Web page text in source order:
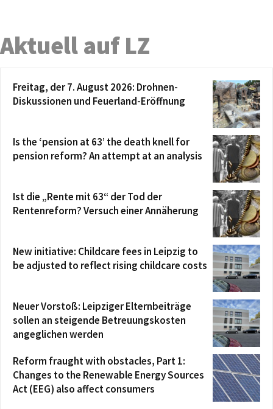
Aktuell auf LZ
Freitag, der 7. August 2026: Drohnen-
Diskussionen und Feuerland-Eröffnung
Is the ‘pension at 63’ the death knell for
pension reform? An attempt at an analysis
Ist die „Rente mit 63“ der Tod der
Rentenreform? Versuch einer Annäherung
New initiative: Childcare fees in Leipzig to
be adjusted to reflect rising childcare costs
Neuer Vorstoß: Leipziger Elternbeiträge
sollen an steigende Betreuungskosten
angeglichen werden
Reform fraught with obstacles, Part 1:
Changes to the Renewable Energy Sources
Act (EEG) also affect consumers